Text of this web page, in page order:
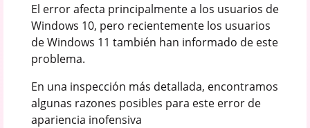
El error afecta principalmente a los usuarios de
Windows 10, pero recientemente los usuarios
de Windows 11 también han informado de este
problema.
En una inspección más detallada, encontramos
algunas razones posibles para este error de
apariencia inofensiva